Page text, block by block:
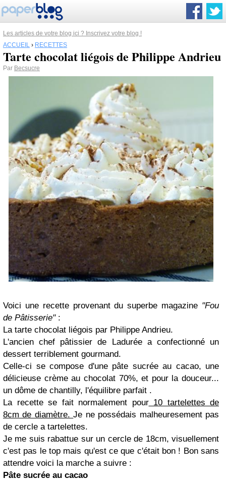
Les articles de votre blog ici ? Inscrivez votre blog !
ACCUEIL › RECETTES
Tarte chocolat liégois de Philippe Andrieu
Par Becsucre
Voici une recette provenant du superbe magazine "Fou
de Pâtisserie":
La tarte chocolat liégois par Philippe Andrieu.
L'ancien chef pâtissier de Ladurée a confectionné un
dessert terriblement gourmand.
Celle-ci se compose d'une pâte sucrée au cacao, une
délicieuse crème au chocolat 70%, et pour la douceur...
un dôme de chantilly, l'équilibre parfait .
La recette se fait normalement pour10 tartelettes de
8cm de diamètre.Je ne possédais malheuresement pas
de cercle a tartelettes.
Je me suis rabattue sur un cercle de 18cm, visuellement
c'est pas le top mais qu'est ce que c'était bon ! Bon sans
attendre voici la marche a suivre :
Pâte sucrée au cacao